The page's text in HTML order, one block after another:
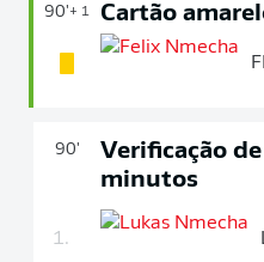
90'+ 1 Cartão
90'
Verificação
minutos
1.